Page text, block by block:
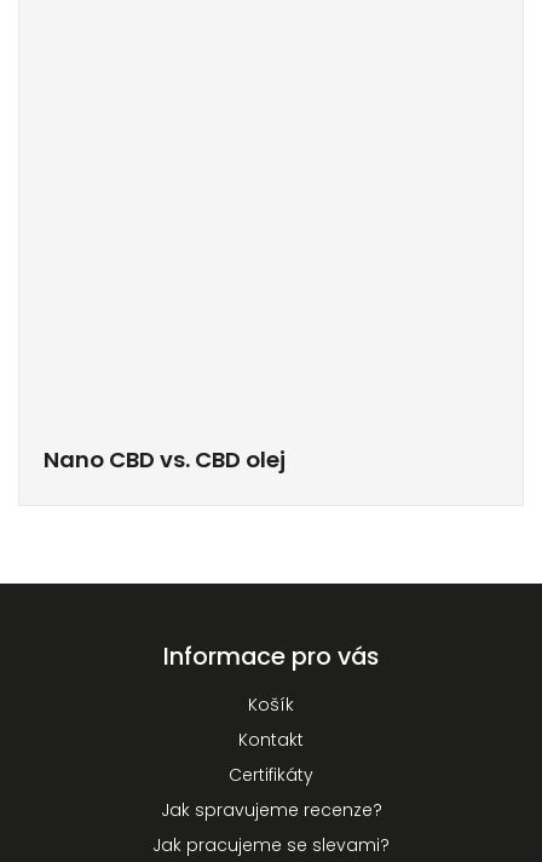
Nano CBD vs. CBD olej
Informace pro vás
Košík
Kontakt
Certifikáty
Jak spravujeme recenze?
Jak pracujeme se slevami?